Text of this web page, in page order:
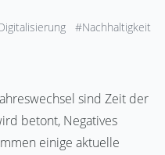
#Nachhaltigkeit
sind Zeit der
betont, Negatives
einige aktuelle